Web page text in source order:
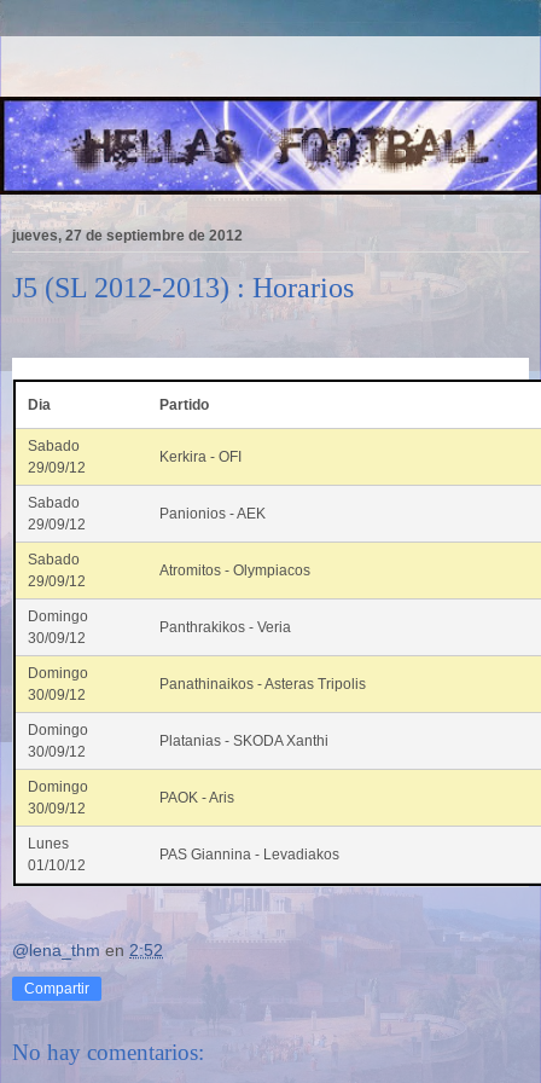
jueves, 27 de septiembre de 2012
J5 (SL 2012-2013) : Horarios
Dia Partido
Sabado
29/09/12
Kerkira - OFI
Sabado
29/09/12
Panionios - AEK
Sabado
29/09/12
Atromitos - Olympiacos
Domingo
30/09/12
Panthrakikos - Veria
Domingo
30/09/12
Panathinaikos - Asteras Tripolis
Domingo
30/09/12
Platanias - SKODA Xanthi
Domingo
30/09/12
PAOK - Aris
Lunes
01/10/12
PAS Giannina - Levadiakos
@lena_thm en 2:52
Compartir
No hay comentarios: